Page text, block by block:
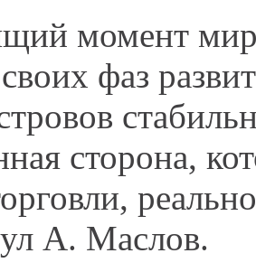
момент
фаз
сторона,
А. Маслов.